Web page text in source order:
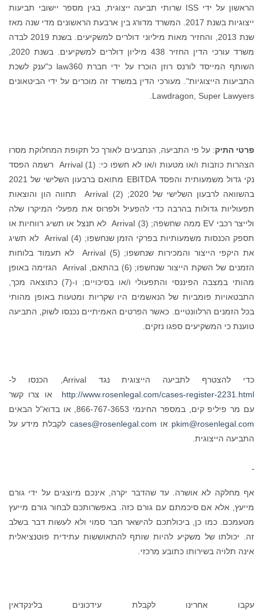
הראשון על ידי ISS שרותי תביעה ייצוגית, בגין מספר יישובי תביעות
ייצוגיות בשנת 2017. המשרד מדורג בין ארבעת הראשונים מדי שנה מאז
שנת 2013, והחזיר מאות מיליוני דולרים למשקיעים. בשנת 2019 לבדה
השותף המייסד לורנס רוזן הוכרז על ידי חברת law360 כ"ענק לשכת
התביעות הייצוגיות". מעורכי הדין במשרד זה מוכרים על ידי הביטאונים
Lawdragon, Super Lawyers.
פרטי התיק: על פי התביעה, הנתבעים לאורך כל תקופת המחלוקת מסרו
הצהרות כוזבות ו/או מטעות ו/או לא חשפו כי: (1) Arrival רשמה הפסד
נקי גדול משמעותית והפסד EBITDA מתואם ברבעון השלישי של 2021
בהשוואה לרבעון השלישי של 2020; (2) Arrival תחווה הון והוצאות
תפעוליות גדולות בהרבה כדי להפעיל ולפרוס את מפעלי המיקרו שלה
ולייצר רכבי EV ממה שחשפה; (3) Arrival לא תנצל או תשיג רווחיות או
תספק הכנסות משמעותיות בפרקי הזמן שנחשפו; (4) Arrival לא תשיג
את היקפי הייצור והמכירות שנחשפו; (5) Arrival לא תעמוד בלוחות
הזמנים של השקת הייצור שנחשפו; (6) בהתאם, Arrival הגזימה באופן
מהותי במצבה הפיננסי והתפעולי ו/או בסיכויים; ו-(7) כתוצאה מכך,
התבטאויות פומביות של הנאשמים היו שקריות ומטעות באופן מהותי
בכל הזמנים הרלוונטיים. כאשר הפרטים האמיתיים נכנסו לשוק, התביעה
טוענת כי המשקיעים ספגו נזקים.
כדי להצטרף לתביעה הייצוגית נגד Arrival, הכנסו ל-
http://www.rosenlegal.com/cases-register-2231.html או צרו קשר
עם מר פיליפ קים, במספר החינמי 866-767-3653, או בדוא"ל הבאים
pkim@rosenlegal.com או cases@rosenlegal.com לקבלת מידע על
התביעה הייצוגית.
אף מחלקה לא אושרה. עד שהדבר יקרה, אינכם מיוצגים על ידי גורם
מייעץ, אלא אם סיכמתם עם גורם כזה. באפשרותכם לבחור גורם מייעץ
מטעמכם. כמו כן, ביכולתכם להישאר חבר סמוי ולא לעשות דבר בשלב
זה. יכולתו של משקיע להיות שותף להתאוששות עתידית פוטנציאלית
אינה תלויה בשירותו כתובע מרכזי.
עקבו אחרינו לקבלת עידכונים בלינקדאין